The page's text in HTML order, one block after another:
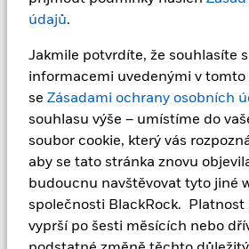
údajů.
Jakmile potvrdíte, že souhlasíte
informacemi uvedenými v tomto
se Zásadami ochrany osobních
souhlasu výše – umístíme do
soubor cookie, který vás
aby se tato stránka znovu
budoucnu navštěvovat tyto jiné
společnosti BlackRock. Platnost
vyprší po šesti měsících nebo
úrokové sazby rostou, dochází k
emitent dluhopisu nebude schopen
úroky. Fond investuje do cenných
emitovaných společnostmi. Existuje
kdy emitent nemusí fondu v termínu
ani kapitál, když je splatný. Měnové
měnových kurzů mezi základní měnou
jsou uskutečňovány některé nebo
investice. V závislosti na směnných
pozitivní nebo negativní dopad na